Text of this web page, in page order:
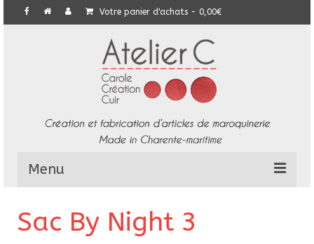
Votre panier d'achats - 0,00€
Menu
Collection
Sac By Night 3